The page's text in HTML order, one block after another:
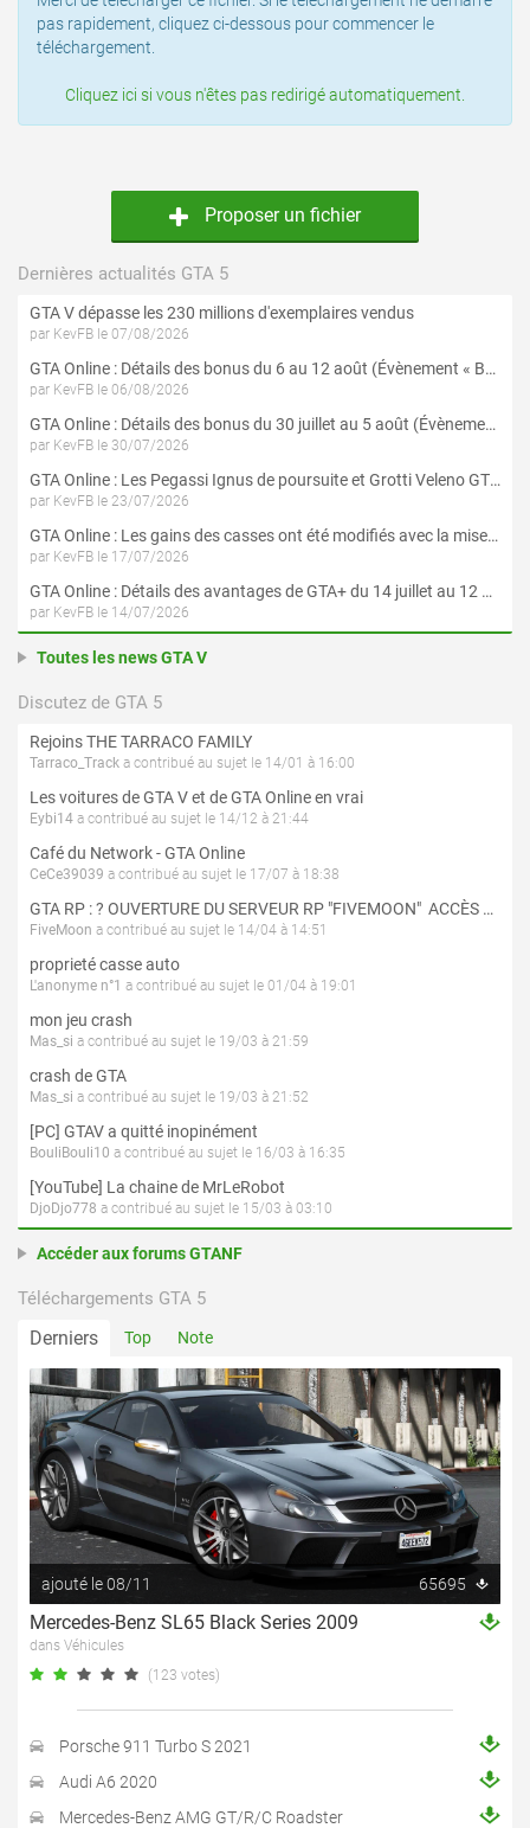
pas rapidement, cliquez ci-dessous pour commencer le
téléchargement.
Cliquez ici si vous n'êtes pas redirigé automatiquement.
Proposer un fichier
Dernières actualités GTA 5
GTA V dépasse les 230 millions d'exemplaires vendus
par KevFB le 07/08/2026
GTA Online : Détails des bonus du 6 au 12 août (Évènement « Braquages de l'été » - Suite et fin)
par KevFB le 06/08/2026
GTA Online : Détails des bonus du 30 juillet au 5 août (Évènement « Braquages d'été »)
par KevFB le 30/07/2026
GTA Online : Les Pegassi Ignus de poursuite et Grotti Veleno GT sont maintenant disponibles
par KevFB le 23/07/2026
GTA Online : Les gains des casses ont été modifiés avec la mise à jour « Le Braquage du Kortz Center »
par KevFB le 17/07/2026
GTA Online : Détails des avantages de GTA+ du 14 juillet au 12 août
par KevFB le 14/07/2026
Toutes les news GTA V
Discutez de GTA 5
Rejoins THE TARRACO FAMILY
Tarraco_Track a contribué au sujet le 14/01 à 16:00
Les voitures de GTA V et de GTA Online en vrai
Eybi14 a contribué au sujet le 14/12 à 21:44
Café du Network - GTA Online
CeCe39039 a contribué au sujet le 17/07 à 18:38
GTA RP : ? OUVERTURE DU SERVEUR RP "FIVEMOON"  ACCÈS LIBRE ?
FiveMoon a contribué au sujet le 14/04 à 14:51
proprieté casse auto
L'anonyme n°1 a contribué au sujet le 01/04 à 19:01
mon jeu crash
Mas_si a contribué au sujet le 19/03 à 21:59
crash de GTA
Mas_si a contribué au sujet le 19/03 à 21:52
[PC] GTAV a quitté inopinément
BouliBouli10 a contribué au sujet le 16/03 à 16:35
[YouTube] La chaine de MrLeRobot
DjoDjo778 a contribué au sujet le 15/03 à 03:10
Accéder aux forums GTANF
Téléchargements GTA 5
Derniers Top Note
ajouté le 08/11 65695
Mercedes-Benz SL65 Black Series 2009
dans Véhicules
(123 votes)
Porsche 911 Turbo S 2021
Audi A6 2020
Mercedes-Benz AMG GT/R/C Roadster